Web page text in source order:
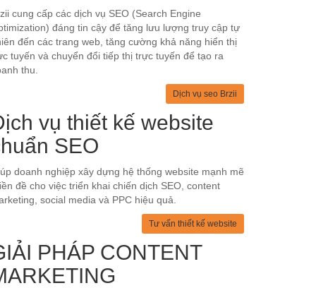
cung cấp các dịch vụ SEO (Search Engine
đáng tin cậy để tăng lưu lượng truy cập tự
đến các trang web, tăng cường khả năng hiển thị
tuyến và chuyển đổi tiếp thị trực tuyến để tạo ra
thu.
Dịch vụ seo Brzii
vụ thiết kế website
SEO
doanh nghiệp xây dựng hệ thống website mạnh mẽ
đề cho việc triển khai chiến dịch SEO, content
social media và PPC hiệu quả.
Tư vấn thiết kế website
PHÁP CONTENT